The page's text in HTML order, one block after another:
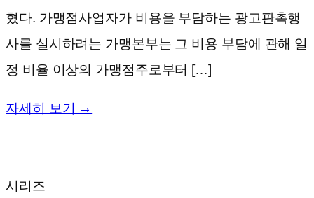
혔다. 가맹점사업자가 비용을 부담하는 광고판촉행
사를 실시하려는 가맹본부는 그 비용 부담에 관해 일
정 비율 이상의 가맹점주로부터 […]
자세히 보기 →
시리즈